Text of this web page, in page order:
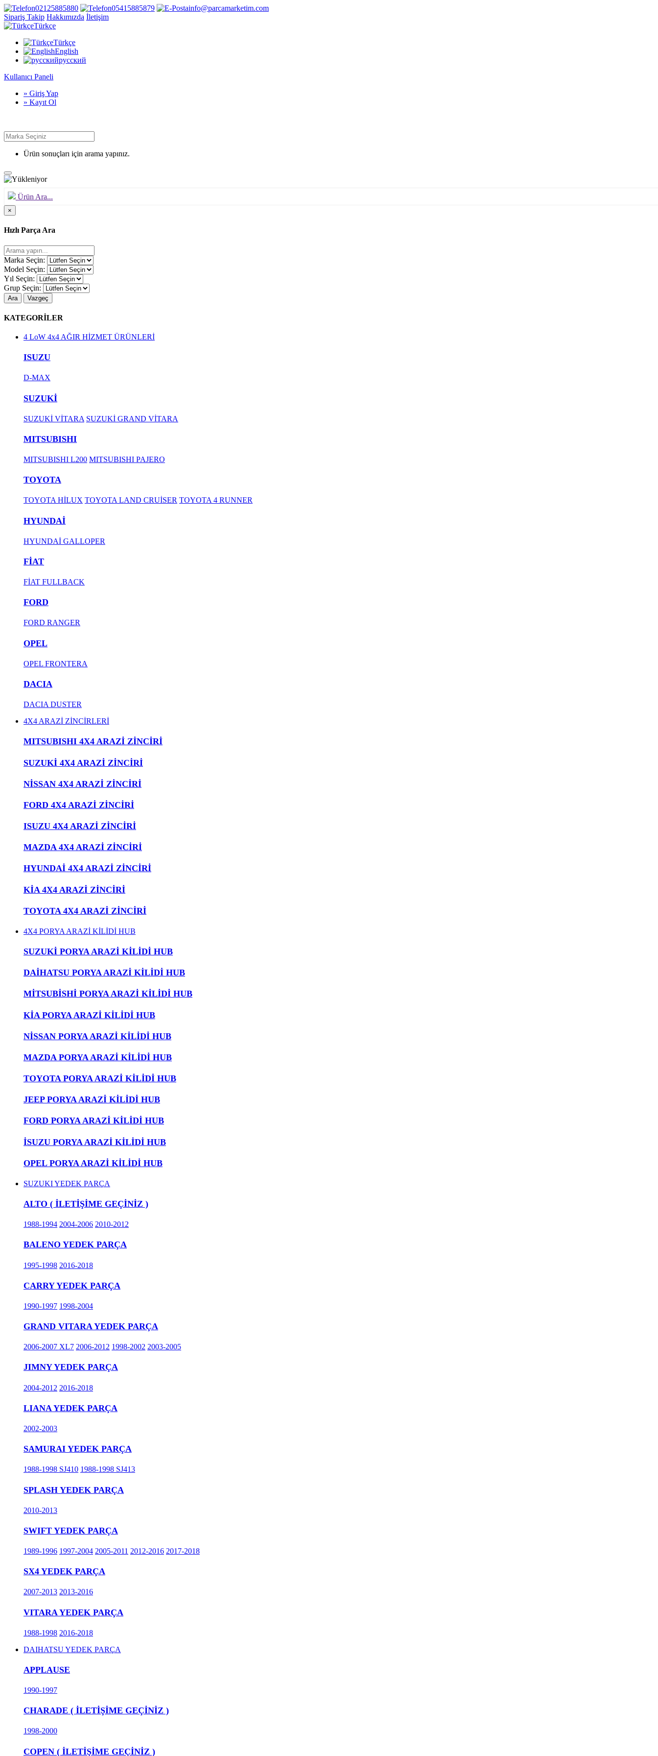
02125885880 05415885879
info@parcamarketim.com
Sipariş Takip Hakkımızda İletişim
Türkçe
Türkçe
English
русский
Kullanıcı Paneli
» Giriş Yap
» Kayıt Ol
Ürün sonuçları için arama yapınız.
Ürün Ara...
×
Hızlı Parça Ara
Marka Seçin:
Model Seçin:
Yıl Seçin:
Grup Seçin:
Ara Vazgeç
KATEGORİLER
4 LoW 4x4 AĞIR HİZMET ÜRÜNLERİ
ISUZU
D-MAX
SUZUKİ
SUZUKİ VİTARA SUZUKİ GRAND VİTARA
MITSUBISHI
MITSUBISHI L200 MITSUBISHI PAJERO
TOYOTA
TOYOTA HİLUX TOYOTA LAND CRUİSER TOYOTA 4 RUNNER
HYUNDAİ
HYUNDAİ GALLOPER
FİAT
FİAT FULLBACK
FORD
FORD RANGER
OPEL
OPEL FRONTERA
DACIA
DACIA DUSTER
4X4 ARAZİ ZİNCİRLERİ
MITSUBISHI 4X4 ARAZİ ZİNCİRİ
SUZUKİ 4X4 ARAZİ ZİNCİRİ
NİSSAN 4X4 ARAZİ ZİNCİRİ
FORD 4X4 ARAZİ ZİNCİRİ
ISUZU 4X4 ARAZİ ZİNCİRİ
MAZDA 4X4 ARAZİ ZİNCİRİ
HYUNDAİ 4X4 ARAZİ ZİNCİRİ
KİA 4X4 ARAZİ ZİNCİRİ
TOYOTA 4X4 ARAZİ ZİNCİRİ
4X4 PORYA ARAZİ KİLİDİ HUB
SUZUKİ PORYA ARAZİ KİLİDİ HUB
DAİHATSU PORYA ARAZİ KİLİDİ HUB
MİTSUBİSHİ PORYA ARAZİ KİLİDİ HUB
KİA PORYA ARAZİ KİLİDİ HUB
NİSSAN PORYA ARAZİ KİLİDİ HUB
MAZDA PORYA ARAZİ KİLİDİ HUB
TOYOTA PORYA ARAZİ KİLİDİ HUB
JEEP PORYA ARAZİ KİLİDİ HUB
FORD PORYA ARAZİ KİLİDİ HUB
İSUZU PORYA ARAZİ KİLİDİ HUB
OPEL PORYA ARAZİ KİLİDİ HUB
SUZUKI YEDEK PARÇA
ALTO ( İLETİŞİME GEÇİNİZ )
1988-1994 2004-2006 2010-2012
BALENO YEDEK PARÇA
1995-1998 2016-2018
CARRY YEDEK PARÇA
1990-1997 1998-2004
GRAND VITARA YEDEK PARÇA
2006-2007 XL7 2006-2012 1998-2002 2003-2005
JIMNY YEDEK PARÇA
2004-2012 2016-2018
LIANA YEDEK PARÇA
2002-2003
SAMURAI YEDEK PARÇA
1988-1998 SJ410 1988-1998 SJ413
SPLASH YEDEK PARÇA
2010-2013
SWIFT YEDEK PARÇA
1989-1996 1997-2004 2005-2011 2012-2016 2017-2018
SX4 YEDEK PARÇA
2007-2013 2013-2016
VITARA YEDEK PARÇA
1988-1998 2016-2018
DAIHATSU YEDEK PARÇA
APPLAUSE
1990-1997
CHARADE ( İLETİŞİME GEÇİNİZ )
1998-2000
COPEN ( İLETİŞİME GEÇİNİZ )